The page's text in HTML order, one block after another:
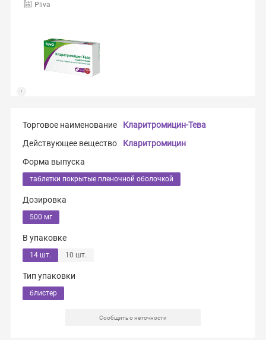
Pliva
Торговое наименование
Кларитромицин-Тева
Действующее вещество
Кларитромицин
Форма выпуска
таблетки покрытые пленочной оболочкой
Дозировка
500 мг
В упаковке
14 шт. 10 шт.
Тип упаковки
блистер
Сообщить о неточности